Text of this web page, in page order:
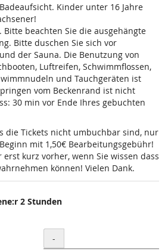
Kinder unter 16 Jahre
Bitte beachten Sie die ausgehängte
Bitte duschen Sie sich vor
der Sauna. Die Benutzung von
Luftreifen, Schwimmflossen,
und Tauchgeräten ist
vom Beckenrand ist nicht
30 min vor Ende Ihres gebuchten
die Tickets nicht umbuchbar sind, nur
mit 1,50€ Bearbeitungsgebühr!
kurz vorher, wenn Sie wissen dass
können! Vielen Dank.
2 Stunden
Menge
-